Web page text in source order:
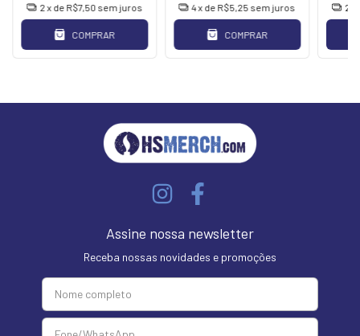
2x de R$7,50 sem juros
COMPRAR
4x de R$5,25 sem juros
COMPRAR
2
Assine nossa newsletter
Receba nossas novidades e promoções